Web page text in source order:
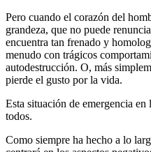
Pero cuando el corazón del
grandeza, que no puede
encuentra tan frenado y
menudo con trágicos
autodestrucción. O, más
pierde el gusto por la vida.
Esta situación de emergencia
todos.
Como siempre ha hecho a lo